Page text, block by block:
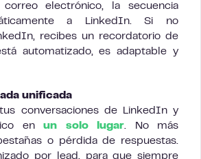
electrónico, la secuencia
a LinkedIn. Si no
recibes un recordatorio de
automatizado, es adaptable y
unificada
conversaciones de LinkedIn y
enun solo lugar. No más
o pérdida de respuestas.
por lead, para que siempre